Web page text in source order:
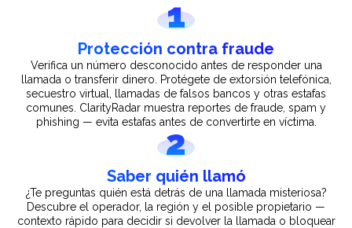
1
Protección contra fraude
Verifica un número desconocido antes de responder una
llamada o transferir dinero. Protégete de extorsión telefónica,
secuestro virtual, llamadas de falsos bancos y otras estafas
comunes. ClarityRadar muestra reportes de fraude, spam y
phishing — evita estafas antes de convertirte en víctima.
2
Saber quién llamó
¿Te preguntas quién está detrás de una llamada misteriosa?
Descubre el operador, la región y el posible propietario —
contexto rápido para decidir si devolver la llamada o bloquear